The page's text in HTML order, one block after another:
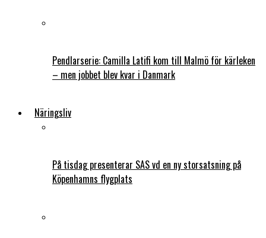
Pendlarserie: Camilla Latifi kom till Malmö för kärleken
– men jobbet blev kvar i Danmark
Näringsliv
På tisdag presenterar SAS vd en ny storsatsning på
Köpenhamns flygplats